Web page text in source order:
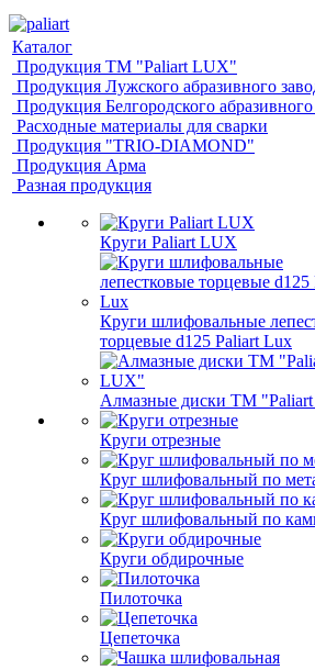
Каталог
Продукция ТМ "Paliart LUX"
Продукция Лужского абразивного
Продукция Белгородского абразивного
Расходные материалы для сварки
Продукция "TRIO-DIAMOND"
Продукция Арма
Разная продукция
Круги Paliart LUX
Круги шлифовальные
торцевые d125 Paliart Lux
Алмазные диски ТМ
Круги отрезные
Круг шлифовальный по
Круг шлифовальный по
Круги обдирочные
Пилоточка
Цепеточка